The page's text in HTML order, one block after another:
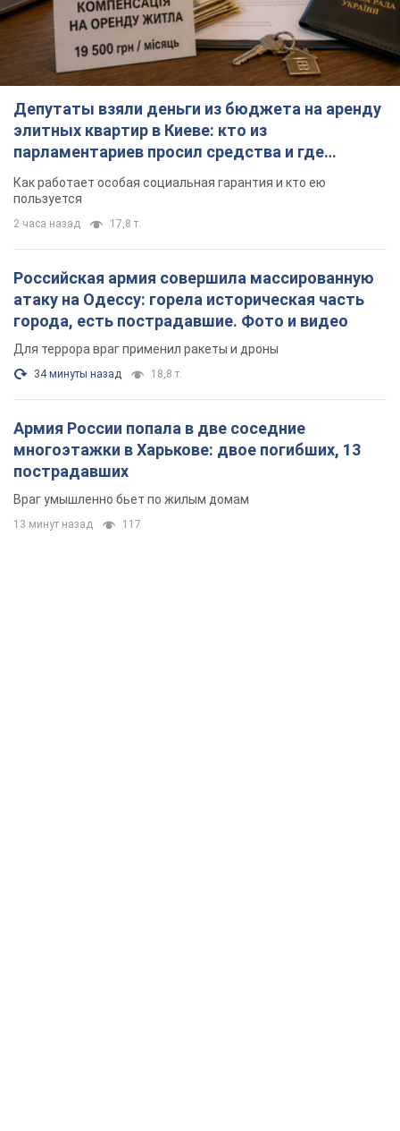
Депутаты взяли деньги из бюджета на аренду
элитных квартир в Киеве: кто из
парламентариев просил средства и где
поселился
Как работает особая социальная гарантия и кто ею
пользуется
2 часа назад 17,8 т.
Российская армия совершила массированную
атаку на Одессу: горела историческая часть
города, есть пострадавшие. Фото и видео
Для террора враг применил ракеты и дроны
34 минуты назад 18,8 т.
Армия России попала в две соседние
многоэтажки в Харькове: двое погибших, 13
пострадавших
Враг умышленно бьет по жилым домам
13 минут назад 117